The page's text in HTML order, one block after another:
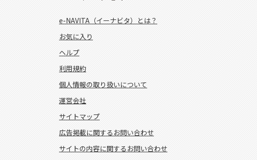
e-NAVITA（イーナビタ）とは？
お気に入り
ヘルプ
利用規約
個人情報の取り扱いについて
運営会社
サイトマップ
広告掲載に関するお問い合わせ
サイトの内容に関するお問い合わせ